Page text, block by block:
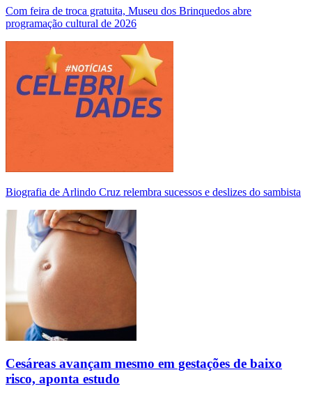
Com feira de troca gratuita, Museu dos Brinquedos abre
programação cultural de 2026
Biografia de Arlindo Cruz relembra sucessos e deslizes do sambista
Cesáreas avançam mesmo em gestações de baixo
risco, aponta estudo